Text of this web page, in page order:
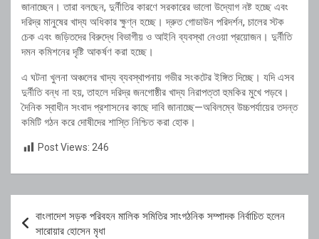
জানাচ্ছেন। তারা বলছেন, দুর্নীতির কারণে সরকারের ভালো উদ্যোগ নষ্ট হচ্ছে এবং
দরিদ্র মানুষের খাদ্য অধিকার ক্ষুণ্ন হচ্ছে। দ্রুত গোডাউন পরিদর্শন, চালের স্টক
চেক এবং জড়িতদের বিরুদ্ধে বিভাগীয় ও আইনি ব্যবস্থা নেওয়া প্রয়োজন। দুর্নীতি
দমন কমিশনের দৃষ্টি আকর্ষণ করা হচ্ছে।
এ ঘটনা খুলনা অঞ্চলের খাদ্য ব্যবস্থাপনায় গভীর সংকটের ইঙ্গিত দিচ্ছে। যদি এসব
দুর্নীতি বন্ধ না হয়, তাহলে দরিদ্র জনগোষ্ঠীর খাদ্য নিরাপত্তা হুমকির মুখে পড়বে।
দৈনিক স্বাধীন সংবাদ প্রশাসনের কাছে দাবি জানাচ্ছে—অবিলম্বে উচ্চপর্যায়ের তদন্ত
কমিটি গঠন করে দোষীদের শাস্তি নিশ্চিত করা হোক।
Post Views: 246
navigation
বাংলাদেশ সড়ক পরিবহন মালিক সমিতির সাংগঠনিক সম্পাদক নির্বাচিত হলেন
সারোয়ার হোসেন মৃধা